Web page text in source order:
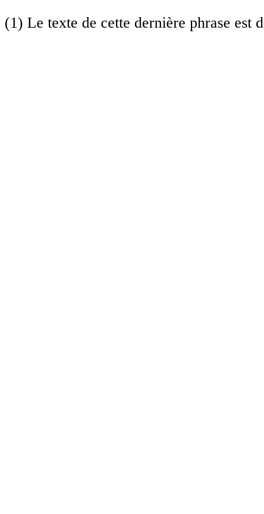
(1) Le texte de cette dernière phrase est